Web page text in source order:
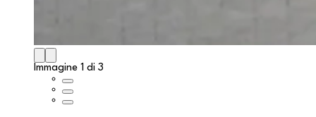
Immagine 1 di 3